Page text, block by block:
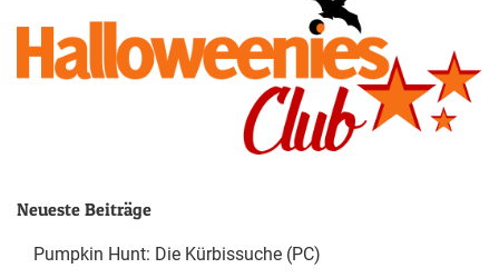
Neueste Beiträge
Pumpkin Hunt: Die Kürbissuche (PC)